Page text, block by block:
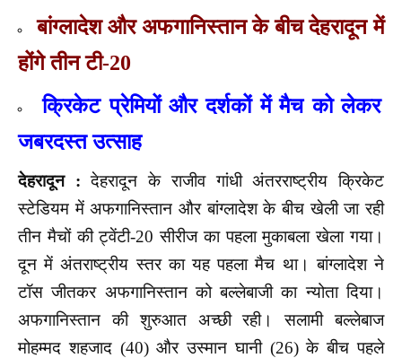
बांग्लादेश और अफगानिस्तान के बीच देहरादून में
होंगे तीन टी-20
क्रिकेट प्रेमियों और दर्शकों में मैच को लेकर
जबरदस्त उत्साह
देहरादून : देहरादून के राजीव गांधी अंतरराष्ट्रीय क्रिकेट
स्टेडियम में अफगानिस्तान और बांग्लादेश के बीच खेली जा रही
तीन मैचों की ट्वेंटी-20 सीरीज का पहला मुकाबला खेला गया।
दून में अंतराष्ट्रीय स्तर का यह पहला मैच था। बांग्लादेश ने
टॉस जीतकर अफगानिस्तान को बल्लेबाजी का न्योता दिया।
अफगानिस्तान की शुरुआत अच्छी रही। सलामी बल्लेबाज
मोहम्मद शहजाद (40) और उस्मान घानी (26) के बीच पहले